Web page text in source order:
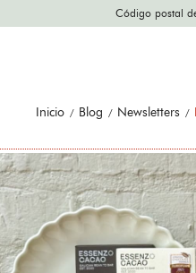
Envíos a
Inicio Blog Newsletters